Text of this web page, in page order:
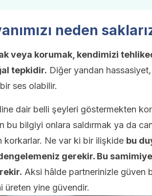
neden
veya korumak, kendimizi
tepkidir. Diğer yandan
ses olabilir.
dair belli şeyleri göstermekten
bu bilgiyi onlara saldırmak ya da
korkarlar. Ne var ki bir ilişkide bu
gerekir. Bu
Aksi hâlde partnerinizle güven
üreten yine güvendir.